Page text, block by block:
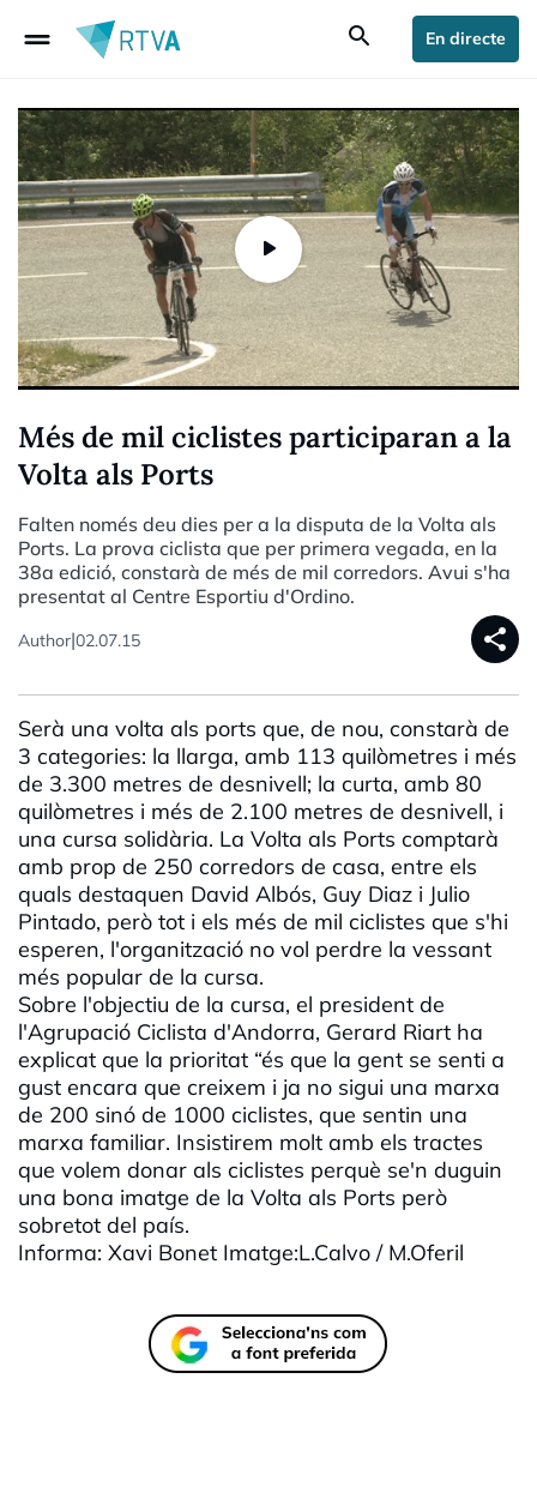
drag_handle search En directe
Més de mil ciclistes participaran a la
Volta als Ports
Falten només deu dies per a la disputa de la Volta als
Ports. La prova ciclista que per primera vegada, en la
38a edició, constarà de més de mil corredors. Avui s'ha
presentat al Centre Esportiu d'Ordino.
Author|02.07.15 share
Serà una volta als ports que, de nou, constarà de
3 categories: la llarga, amb 113 quilòmetres i més
de 3.300 metres de desnivell; la curta, amb 80
quilòmetres i més de 2.100 metres de desnivell, i
una cursa solidària. La Volta als Ports comptarà
amb prop de 250 corredors de casa, entre els
quals destaquen David Albós, Guy Diaz i Julio
Pintado, però tot i els més de mil ciclistes que s'hi
esperen, l'organització no vol perdre la vessant
més popular de la cursa.
Sobre l'objectiu de la cursa, el president de
l'Agrupació Ciclista d'Andorra, Gerard Riart ha
explicat que la prioritat “és que la gent se senti a
gust encara que creixem i ja no sigui una marxa
de 200 sinó de 1000 ciclistes, que sentin una
marxa familiar. Insistirem molt amb els tractes
que volem donar als ciclistes perquè se'n duguin
una bona imatge de la Volta als Ports però
sobretot del país.
Informa: Xavi Bonet Imatge:L.Calvo / M.Oferil